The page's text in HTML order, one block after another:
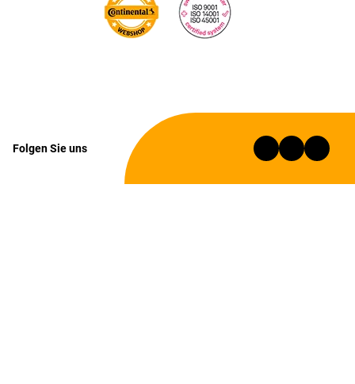
Folgen Sie uns